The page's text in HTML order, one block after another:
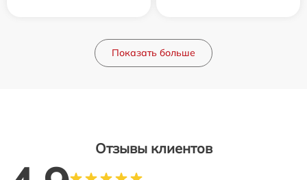
Показать больше
Отзывы клиентов